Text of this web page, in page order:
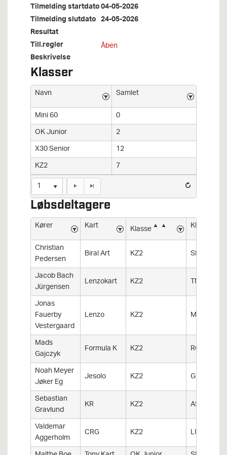
Tilmelding startdato04-05-2026
Tilmelding slutdato 24-05-2026
Resultat
Till.regler
Åben
Beskrivelse
Klasser
Navn
Samlet
Mini 60
0
OK Junior
2
X30 Senior
12
KZ2
7
1
Løbsdeltagere
Kører Kart Klasse
Klub
Christian
Pedersen Biral Art KZ2
SKK
Jacob Bach
Jürgensen Lenzokart KZ2
TMS
Jonas
Fauerby
Vestergaard
Lenzo KZ2
MKK
Mads
Gajczyk Formula K KZ2
RGKK
Noah Meyer
Jøker Eg Jesolo KZ2
GGK
Sebastian
Gravlund KR KZ2
ASKH
Valdemar
Aggerholm CRG KZ2
LUG